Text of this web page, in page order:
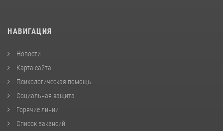
НАВИГАЦИЯ
Новости
Карта сайта
Психологическая помощь
Социальная защита
Горячие линии
Список вакансий